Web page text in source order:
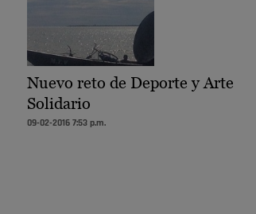
Nuevo reto de Deporte y Arte
Solidario
09-02-2016 7:53 p.m.